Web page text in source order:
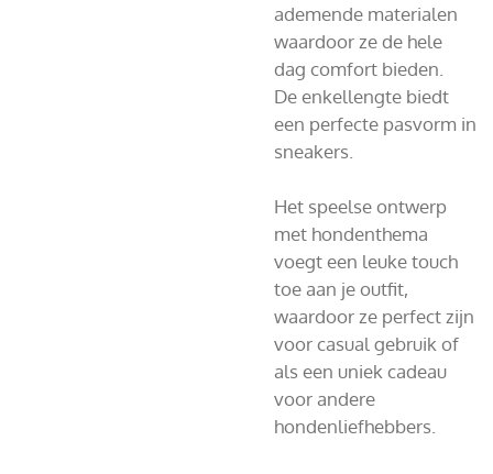
ademende materialen
waardoor ze de hele
dag comfort bieden.
De enkellengte biedt
een perfecte pasvorm in
sneakers.
Het speelse ontwerp
met hondenthema
voegt een leuke touch
toe aan je outfit,
waardoor ze perfect zijn
voor casual gebruik of
als een uniek cadeau
voor andere
hondenliefhebbers.